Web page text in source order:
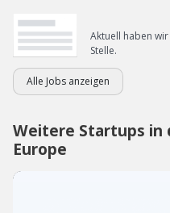
Aktuell haben
Stelle.
Alle Jobs anzeigen
Weitere Startups in
Europe